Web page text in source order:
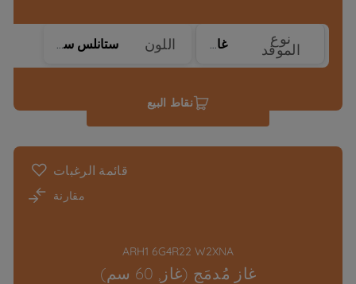
نوع
الموقد غاز اللون ستانلس ستيل
نقاط البيع
قائمة الرغبات
مقارنة
ARH1 6G4R22 W2XNA
غاز مُدمَج (غاز, 60 سم)